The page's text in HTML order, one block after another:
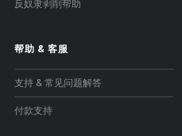
反奴隶剥削帮助
帮助 &客服
支持 & 常见问题解答
付款支持